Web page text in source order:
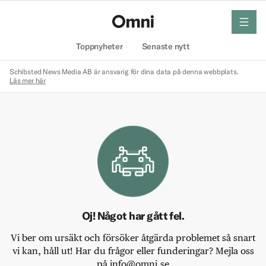
Toppnyheter Senaste nytt
meny
Schibsted News Media AB är ansvarig för dina data på denna webbplats.
Läs mer här
Oj! Något har gått fel.
Vi ber om ursäkt och försöker åtgärda problemet så snart
vi kan, håll ut! Har du frågor eller funderingar? Mejla oss